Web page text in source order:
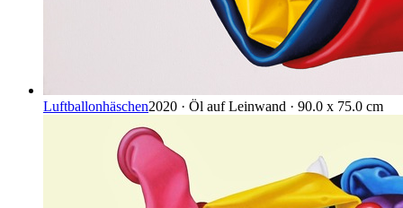
Luftballonhäschen2020 · Öl auf Leinwand · 90.0 x 75.0 cm